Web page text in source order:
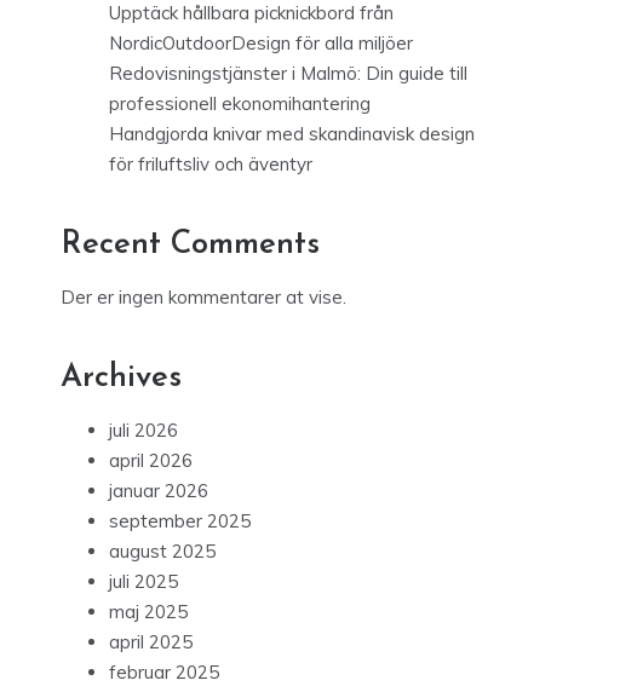
Upptäck hållbara picknickbord från
NordicOutdoorDesign för alla miljöer
Redovisningstjänster i Malmö: Din guide till
professionell ekonomihantering
Handgjorda knivar med skandinavisk design
för friluftsliv och äventyr
Recent Comments
Der er ingen kommentarer at vise.
Archives
juli 2026
april 2026
januar 2026
september 2025
august 2025
juli 2025
maj 2025
april 2025
februar 2025